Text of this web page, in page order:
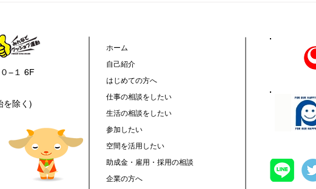
ホーム
自己紹介
はじめての方へ
仕事の相談をしたい
生活の相談をしたい
参加したい
空間を活用したい
助成金・雇用・採用の相談
企業の方へ
−１ 6F
除く)